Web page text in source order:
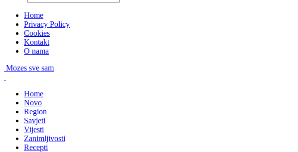
Home
Privacy Policy
Cookies
Kontakt
O nama
Mozes sve sam
Home
Novo
Region
Savjeti
Vijesti
Zanimljivosti
Recepti